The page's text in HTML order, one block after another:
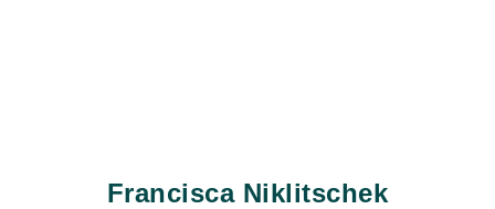
Francisca Niklitschek